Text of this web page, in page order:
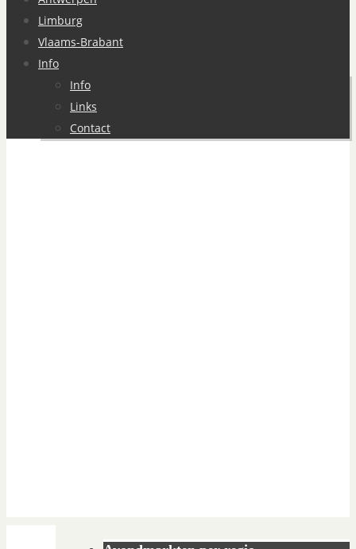
Limburg
Vlaams-Brabant
Info
Info
Links
Contact